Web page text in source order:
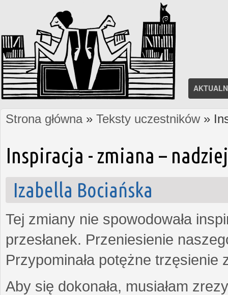
Jesteś tutaj
Strona główna» Teksty uczestników»
Inspiracja - zmiana –
Izabella Bociańska
Tej zmiany nie spowodowała
przesłanek. Przeniesienie
Przypominała potężne trzęsienie
Aby się dokonała, musiałam